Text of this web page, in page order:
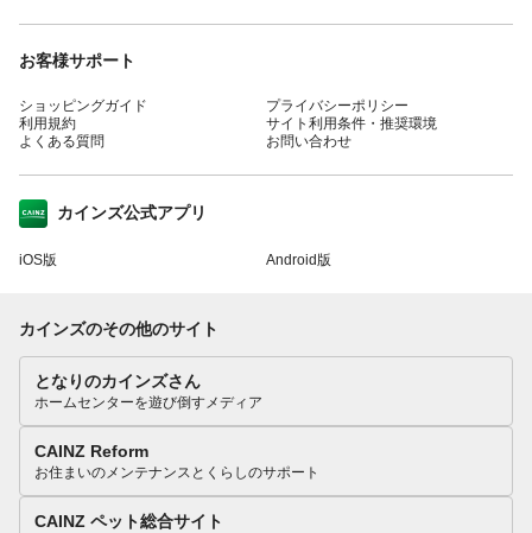
お客様サポート
ショッピングガイド
利用規約
よくある質問
プライバシーポリシー
サイト利用条件・推奨環境
お問い合わせ
カインズ公式アプリ
iOS版 Android版
カインズのその他のサイト
となりのカインズさん
ホームセンターを遊び倒すメディア
CAINZ Reform
お住まいのメンテナンスとくらしのサポート
CAINZ ペット総合サイト